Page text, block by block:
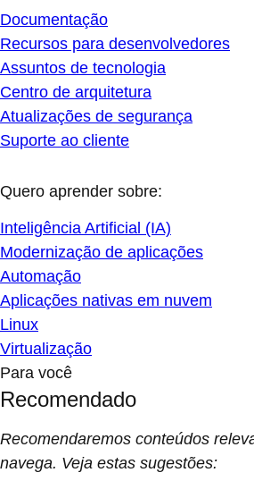
Documentação
Recursos para desenvolvedores
Assuntos de tecnologia
Centro de arquitetura
Atualizações de segurança
Suporte ao cliente
Quero aprender sobre:
Inteligência Artificial (IA)
Modernização de aplicações
Automação
Aplicações nativas em nuvem
Linux
Virtualização
Para você
Recomendado
Recomendaremos conteúdos
navega. Veja estas sugestões: